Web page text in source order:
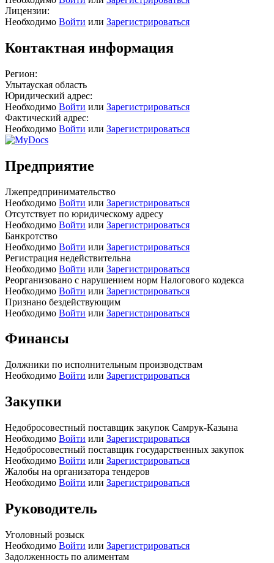
Лицензии:
Необходимо Войти или Зарегистрироваться
Контактная информация
Регион:
Улытауская область
Юридический адрес:
Необходимо Войти или Зарегистрироваться
Фактический адрес:
Необходимо Войти или Зарегистрироваться
Предприятие
Лжепредпринимательство
Необходимо Войти или Зарегистрироваться
Отсутствует по юридическому адресу
Необходимо Войти или Зарегистрироваться
Банкротство
Необходимо Войти или Зарегистрироваться
Регистрация недействительна
Необходимо Войти или Зарегистрироваться
Реорганизовано с нарушением норм Налогового кодекса
Необходимо Войти или Зарегистрироваться
Признано бездействующим
Необходимо Войти или Зарегистрироваться
Финансы
Должники по исполнительным производствам
Необходимо Войти или Зарегистрироваться
Закупки
Недобросовестный поставщик закупок Самрук-Казына
Необходимо Войти или Зарегистрироваться
Недобросовестный поставщик государственных закупок
Необходимо Войти или Зарегистрироваться
Жалобы на организатора тендеров
Необходимо Войти или Зарегистрироваться
Руководитель
Уголовный розыск
Необходимо Войти или Зарегистрироваться
Задолженность по алиментам